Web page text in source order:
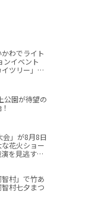
わでライト
ンイベント
ツリー」開
公園が待望の
会」が8月8日
な花火ショー
を見逃す
村」で竹あ
村七夕まつ